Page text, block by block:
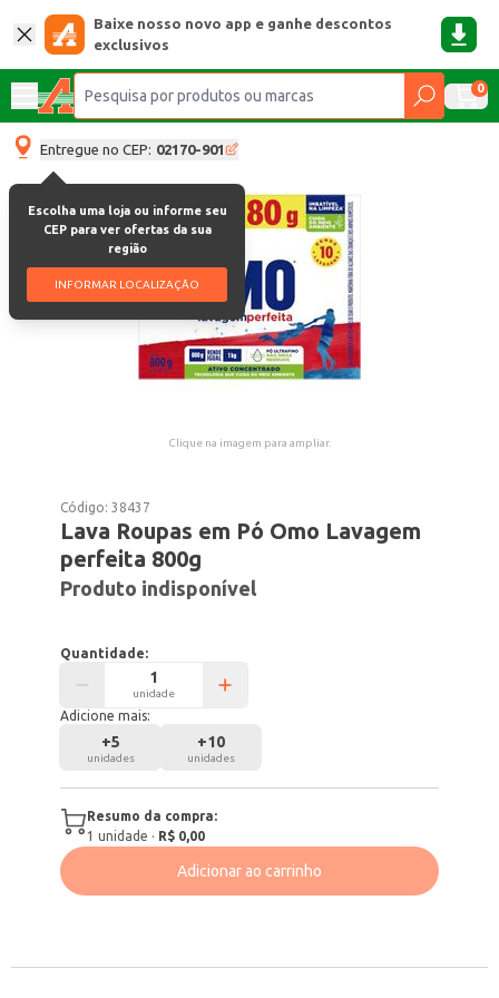
Baixe nosso novo app e ganhe descontos
exclusivos
0
Entregue no CEP: 02170-901
Escolha uma loja ou informe seu
CEP para ver ofertas da sua
região
INFORMAR LOCALIZAÇÃO
Clique na imagem para ampliar.
Código:38437
Lava Roupas em Pó Omo Lavagem
perfeita 800g
Produto indisponível
Quantidade:
unidade
Adicione mais:
+5
unidades
+10
unidades
Resumo da compra:
1 unidade · R$ 0,00
Adicionar ao carrinho